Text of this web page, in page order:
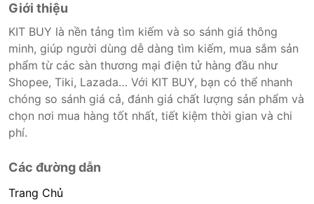
Giới thiệu
KIT BUY là nền tảng tìm kiếm và so sánh giá thông
minh, giúp người dùng dễ dàng tìm kiếm, mua sắm sản
phẩm từ các sàn thương mại điện tử hàng đầu như
Shopee, Tiki, Lazada… Với KIT BUY, bạn có thể nhanh
chóng so sánh giá cả, đánh giá chất lượng sản phẩm và
chọn nơi mua hàng tốt nhất, tiết kiệm thời gian và chi
phí.
Các đường dẫn
Trang Chủ